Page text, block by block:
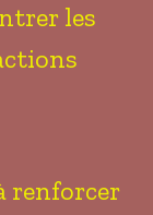
les
renforcer